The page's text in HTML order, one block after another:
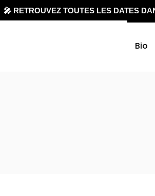
RETROUVEZ TOUTES LES DATES
Bio